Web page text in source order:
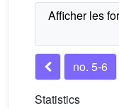
no. 5-6
Statistics